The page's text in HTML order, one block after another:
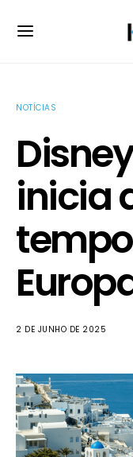
NOTÍCIAS
inicia
2 DE JUNHO DE 2025